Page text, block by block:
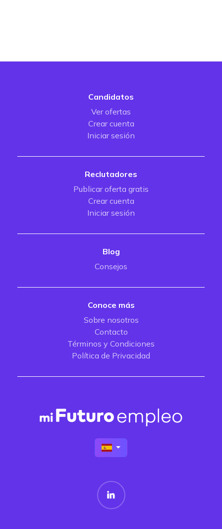
Candidatos
Ver ofertas
Crear cuenta
Iniciar sesión
Reclutadores
Publicar oferta gratis
Crear cuenta
Iniciar sesión
Blog
Consejos
Conoce más
Sobre nosotros
Contacto
Términos y Condiciones
Política de Privacidad